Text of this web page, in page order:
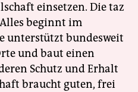
einsetzen. Die taz
beginnt im
unterstützt bundesweit
und baut einen
Schutz und Erhalt
braucht guten, frei